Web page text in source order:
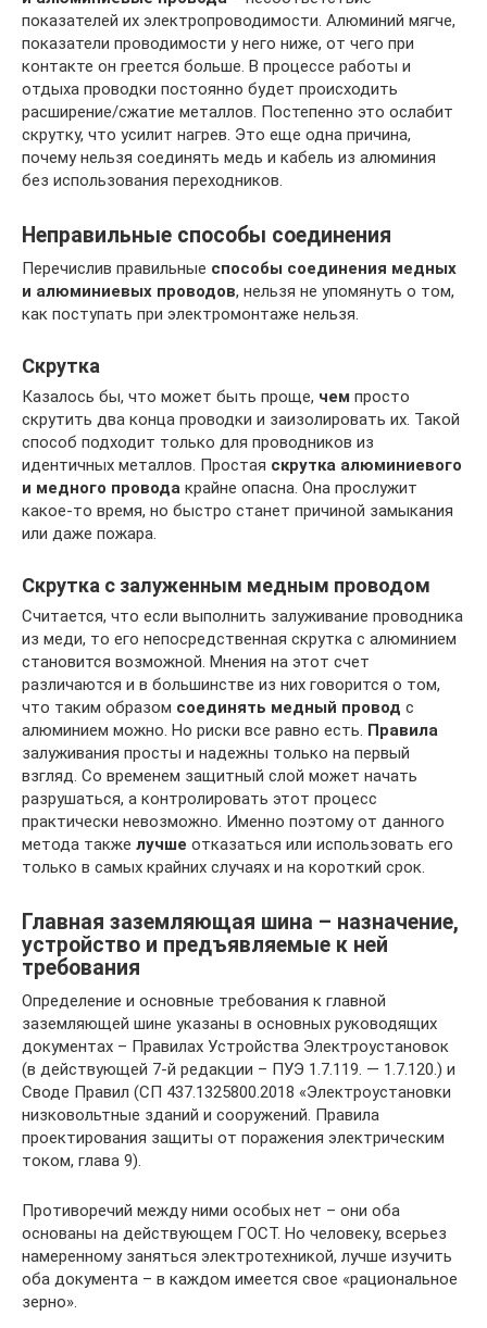
показателей их электропроводимости. Алюминий мягче,
показатели проводимости у него ниже, от чего при
контакте он греется больше. В процессе работы и
отдыха проводки постоянно будет происходить
расширение/сжатие металлов. Постепенно это ослабит
скрутку, что усилит нагрев. Это еще одна причина,
почему нельзя соединять медь и кабель из алюминия
без использования переходников.
Неправильные способы соединения
Перечислив правильные способы соединения медных
и алюминиевых проводов, нельзя не упомянуть о том,
как поступать при электромонтаже нельзя.
Скрутка
Казалось бы, что может быть проще, чем просто
скрутить два конца проводки и заизолировать их. Такой
способ подходит только для проводников из
идентичных металлов. Простая скрутка алюминиевого
и медного провода крайне опасна. Она прослужит
какое-то время, но быстро станет причиной замыкания
или даже пожара.
Скрутка с залуженным медным проводом
Считается, что если выполнить залуживание проводника
из меди, то его непосредственная скрутка с алюминием
становится возможной. Мнения на этот счет
различаются и в большинстве из них говорится о том,
что таким образом соединять медный провод с
алюминием можно. Но риски все равно есть. Правила
залуживания просты и надежны только на первый
взгляд. Со временем защитный слой может начать
разрушаться, а контролировать этот процесс
практически невозможно. Именно поэтому от данного
метода также лучше отказаться или использовать его
только в самых крайних случаях и на короткий срок.
Главная заземляющая шина – назначение,
устройство и предъявляемые к ней
требования
Определение и основные требования к главной
заземляющей шине указаны в основных руководящих
документах – Правилах Устройства Электроустановок
(в действующей 7-й редакции – ПУЭ 1.7.119. — 1.7.120.) и
Своде Правил (СП 437.1325800.2018 «Электроустановки
низковольтные зданий и сооружений. Правила
проектирования защиты от поражения электрическим
током, глава 9).
Противоречий между ними особых нет – они оба
основаны на действующем ГОСТ. Но человеку, всерьез
намеренному заняться электротехникой, лучше изучить
оба документа – в каждом имеется свое «рациональное
зерно».